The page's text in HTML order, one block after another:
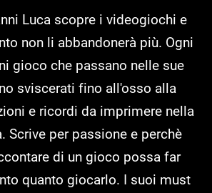
Luca scopre i videogiochi e
non li abbandonerà più. Ogni
gioco che passano nelle sue
sviscerati fino all'osso alla
e ricordi da imprimere nella
Scrive per passione e perchè
di un gioco possa far
quanto giocarlo. I suoi must